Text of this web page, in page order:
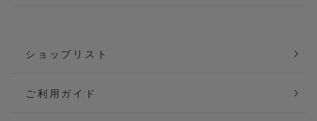
ショップリスト
ご利用ガイド